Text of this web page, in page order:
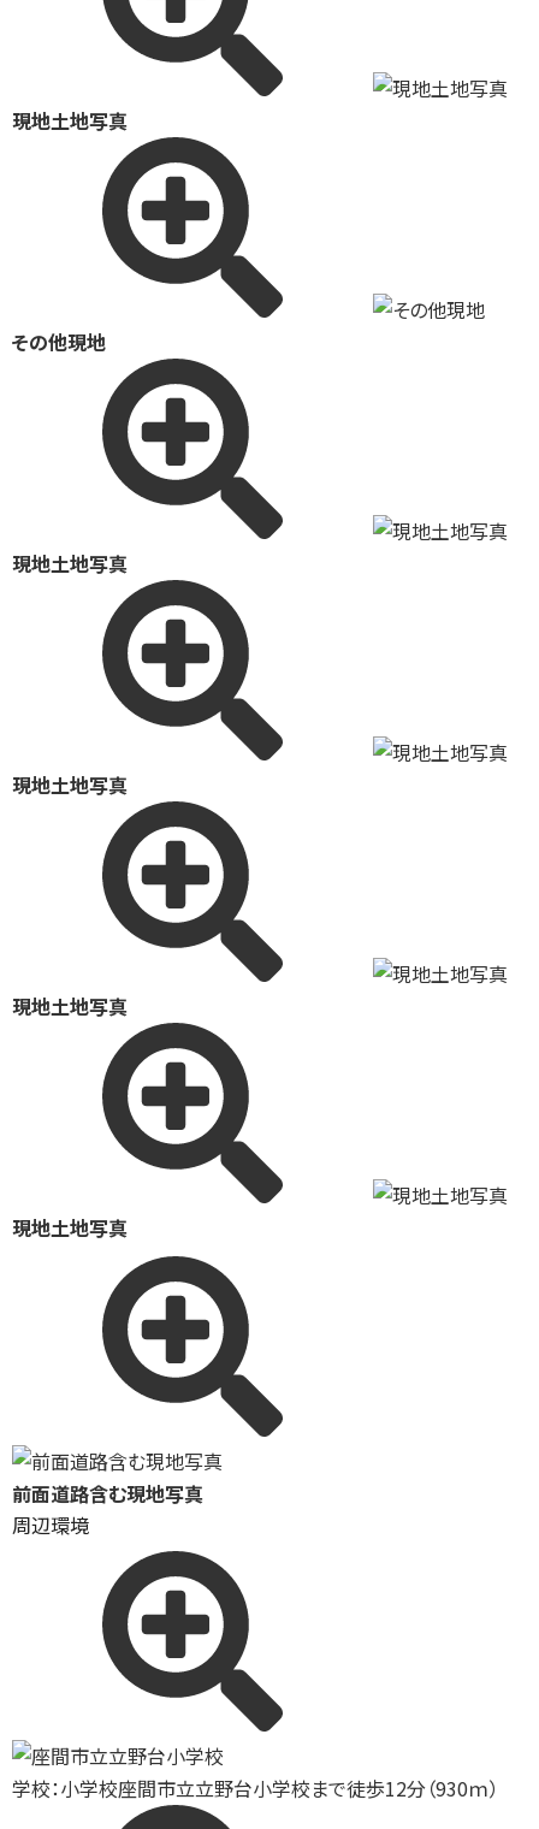
現地土地写真
その他現地
現地土地写真
現地土地写真
現地土地写真
現地土地写真
前面道路含む現地写真
周辺環境
学校：小学校座間市立立野台小学校まで徒歩12分（930ｍ）